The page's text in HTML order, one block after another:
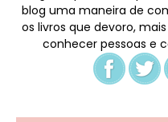
blog uma maneira de
os livros que devoro,
conhecer pessoas e